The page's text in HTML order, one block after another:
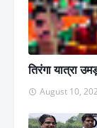
तिरंगा यात्रा
August 10,